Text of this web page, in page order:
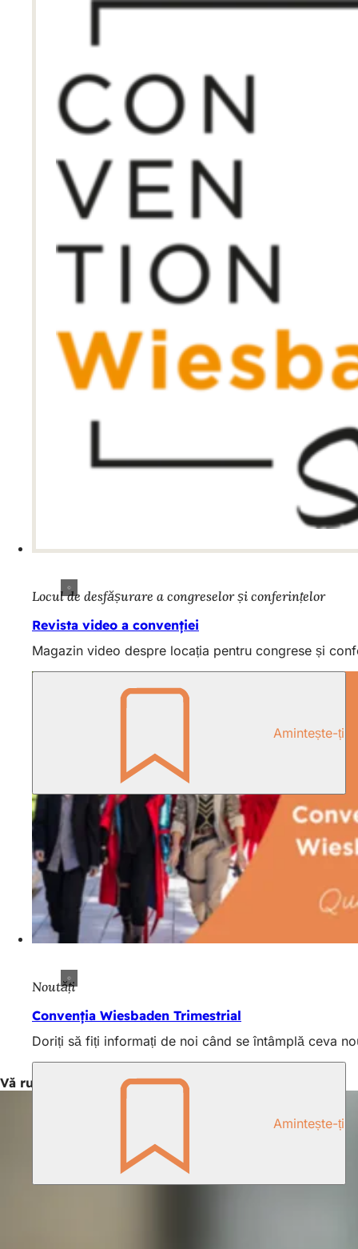
Locul de desfășurare a congreselor și conferințelor
Revista video a convenției
Magazin video despre locația pentru congrese și
Amintește-ți
Noutăți
Convenția Wiesbaden Trimestrial
Doriți să fiți informați de noi când se întâmplă ceva
Amintește-ți
Vă rugăm să ne trimiteți cererea dumneavoastră!